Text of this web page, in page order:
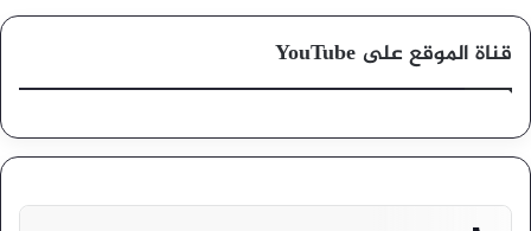
قناة الموقع على YouTube